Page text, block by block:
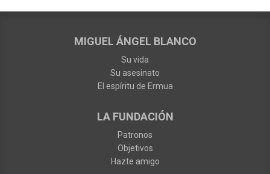
MIGUEL ÁNGEL BLANCO
Su vida
Su asesinato
El espíritu de Ermua
LA FUNDACIÓN
Patronos
Objetivos
Hazte amigo